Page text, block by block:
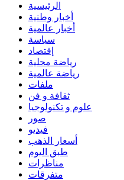
الرئيسية
أخبار وطنية
أخبار عالمية
سياسة
إقتصاد
رياضة محلية
رياضة عالمية
ملفات
ثقافة و فن
علوم و تكنولوجيا
صور
فيديو
أسعار الذهب
طبق اليوم
مناظرات
متفرقات